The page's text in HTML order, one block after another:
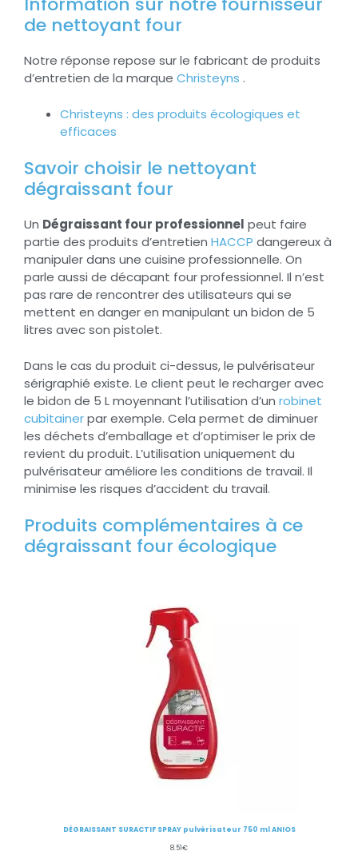
de nettoyant four
Notre réponse repose sur le fabricant de produits
d’entretien de la marque Christeyns .
Christeyns : des produits écologiques et
efficaces
Savoir choisir le nettoyant
dégraissant four
Un Dégraissant four professionnel peut faire
partie des produits d’entretien HACCP dangereux à
manipuler dans une cuisine professionnelle. On
parle aussi de décapant four professionnel. Il n’est
pas rare de rencontrer des utilisateurs qui se
mettent en danger en manipulant un bidon de 5
litres avec son pistolet.
Dans le cas du produit ci-dessus, le pulvérisateur
sérigraphié existe. Le client peut le recharger avec
le bidon de 5 L moyennant l’utilisation d’un robinet
cubitainerpar exemple. Cela permet de diminuer
les déchets d’emballage et d’optimiser le prix de
revient du produit. L’utilisation uniquement du
pulvérisateur améliore les conditions de travail. Il
minimise les risques d’accident du travail.
Produits complémentaires à ce
dégraissant four écologique
DÉGRAISSANT SURACTIF SPRAY pulvérisateur 750 ml ANIOS
8.51€